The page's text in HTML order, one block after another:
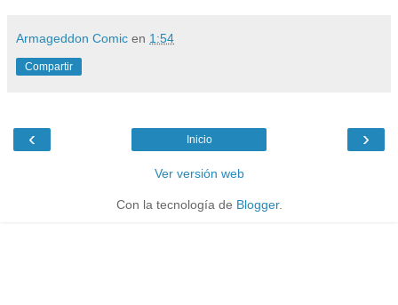
Armageddon Comic en 1:54
Compartir
‹ ›
Inicio
Ver versión web
Con la tecnología de Blogger.